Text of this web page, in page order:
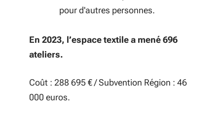
pour d'autres personnes.
En 2023, l’espace textile a mené 696
ateliers.
Coût : 288 695 € /Subvention Région : 46
000 euros.